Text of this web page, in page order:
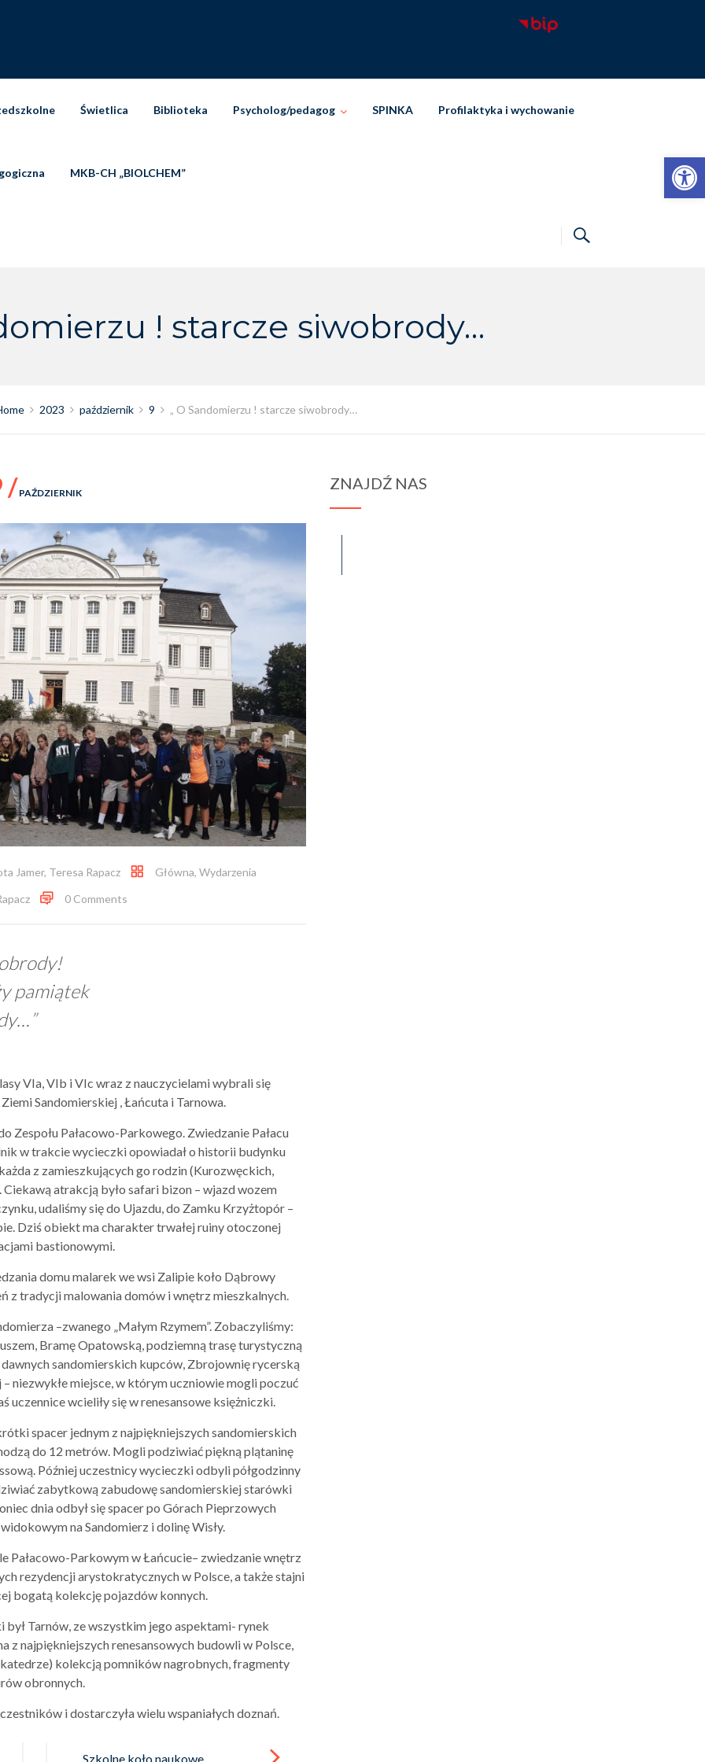
Otwórz pasek narzędzi
Świetlica Biblioteka Psycholog/pedagog SPINKA Profilaktyka i wychowanie
MKB-CH „BIOLCHEM”
! starcze siwobrody…
2023 październik 9 „ O Sandomierzu ! starcze siwobrody…
/ PAŹDZIERNIK
Jamer, Teresa Rapacz Główna, Wydarzenia
0 Comments
pamiątek
VIa, VIb i VIc wraz z nauczycielami wybrali się
Sandomierskiej , Łańcuta i Tarnowa.
Zespołu Pałacowo-Parkowego. Zwiedzanie Pałacu
w trakcie wycieczki opowiadał o historii budynku
z zamieszkujących go rodzin (Kurozwęckich,
atrakcją było safari bizon – wjazd wozem
udaliśmy się do Ujazdu, do Zamku Krzyżtopór –
Dziś obiekt ma charakter trwałej ruiny otoczonej
bastionowymi.
domu malarek we wsi Zalipie koło Dąbrowy
z tradycji malowania domów i wnętrz mieszkalnych.
–zwanego „Małym Rzymem”. Zobaczyliśmy:
Bramę Opatowską, podziemną trasę turystyczną
sandomierskich kupców, Zbrojownię rycerską
niezwykłe miejsce, w którym uczniowie mogli poczuć
uczennice wcieliły się w renesansowe księżniczki.
spacer jednym z najpiękniejszych sandomierskich
do 12 metrów. Mogli podziwiać piękną plątaninę
Później uczestnicy wycieczki odbyli półgodzinny
zabytkową zabudowę sandomierskiej starówki
dnia odbył się spacer po Górach Pieprzowych
na Sandomierz i dolinę Wisły.
Parkowym w Łańcucie– zwiedzanie wnętrz
rezydencji arystokratycznych w Polsce, a także stajni
bogatą kolekcję pojazdów konnych.
Tarnów, ze wszystkim jego aspektami- rynek
z najpiękniejszych renesansowych budowli w Polsce,
kolekcją pomników nagrobnych, fragmenty
obronnych.
i dostarczyła wielu wspaniałych doznań.
Szkolne koło naukowe
ZNAJDŹ NAS